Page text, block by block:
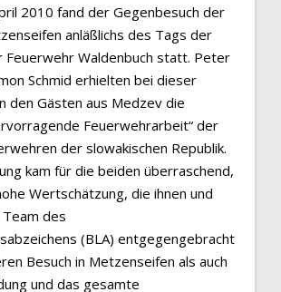
2010 fand der Gegenbesuch der
anläßlichs des Tags der
Feuerwehr Waldenbuch statt. Peter
Schmid erhielten bei dieser
den Gästen aus Medzev die
Feuerwehrarbeit“ der
der slowakischen Republik.
kam für die beiden überraschend,
Wertschätzung, die ihnen und
des
(BLA) entgegengebracht
Besuch in Metzenseifen als auch
und das gesamte